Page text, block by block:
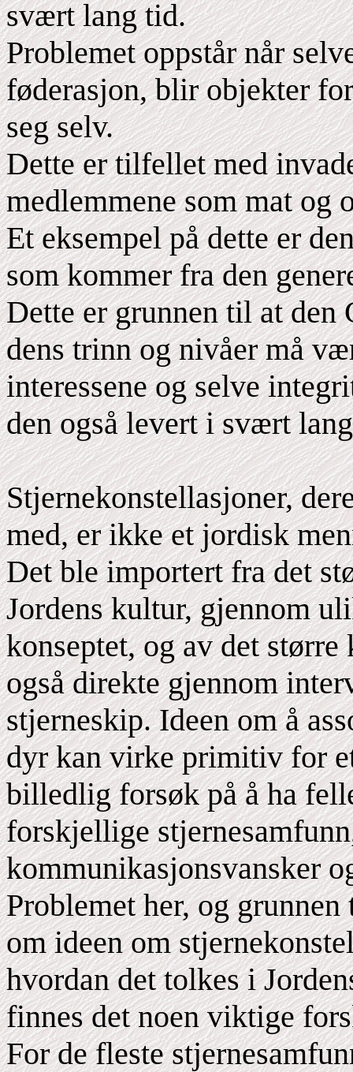
svært lang tid.
Problemet oppstår når
føderasjon, blir objekter
seg selv.
Dette er tilfellet med
medlemmene som mat og
Et eksempel på dette er
som kommer fra den
Dette er grunnen til at den
dens trinn og nivåer må
interessene og selve
den også levert i svært
Stjernekonstellasjoner,
med, er ikke et jordisk
Det ble importert fra det
Jordens kultur, gjennom
konseptet, og av det
også direkte gjennom
stjerneskip. Ideen om å
dyr kan virke primitiv for
billedlig forsøk på å ha
forskjellige
kommunikasjonsvansker
Problemet her, og
om ideen om
hvordan det tolkes i
finnes det noen viktige
For de fleste